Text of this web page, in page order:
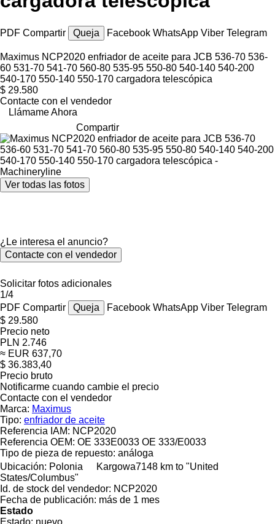
PDF Compartir Queja Facebook WhatsApp Viber Telegram
Maximus NCP2020 enfriador de aceite para JCB 536-70 536-
60 531-70 541-70 560-80 535-95 550-80 540-140 540-200
540-170 550-140 550-170 cargadora telescópica
$ 29.580
Contacte con el vendedor
Llámame Ahora
Compartir
Ver todas las fotos
¿Le interesa el anuncio?
Contacte con el vendedor
Solicitar fotos adicionales
1/4
PDF Compartir Queja Facebook WhatsApp Viber Telegram
$ 29.580
Precio neto
PLN 2.746
≈ EUR 637,70
$ 36.383,40
Precio bruto
Notificarme cuando cambie el precio
Contacte con el vendedor
Marca: Maximus
Tipo: enfriador de aceite
Referencia IAM: NCP2020
Referencia OEM: OE 333E0033 OE 333/E0033
Tipo de pieza de repuesto: análoga
Ubicación: Polonia Kargowa7148 km to "United
States/Columbus"
Id. de stock del vendedor: NCP2020
Fecha de publicación: más de 1 mes
Estado
Estado: nuevo